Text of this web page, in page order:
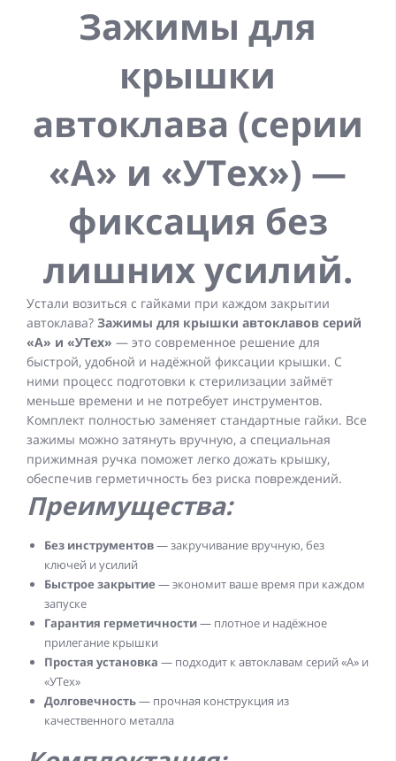
Зажимы для
крышки
автоклава (серии
«А» и «УТех») —
фиксация без
лишних усилий.
Устали возиться с гайками при каждом закрытии
автоклава? Зажимы для крышки автоклавов серий
«А» и «УТех» — это современное решение для
быстрой, удобной и надёжной фиксации крышки. С
ними процесс подготовки к стерилизации займёт
меньше времени и не потребует инструментов.
Комплект полностью заменяет стандартные гайки. Все
зажимы можно затянуть вручную, а специальная
прижимная ручка поможет легко дожать крышку,
обеспечив герметичность без риска повреждений.
Преимущества:
Без инструментов— закручивание вручную, без
ключей и усилий
Быстрое закрытие — экономит ваше время при каждом
запуске
Гарантия герметичности— плотное и надёжное
прилегание крышки
Простая установка — подходит к автоклавам серий «А» и
«УТех»
Долговечность— прочная конструкция из
качественного металла